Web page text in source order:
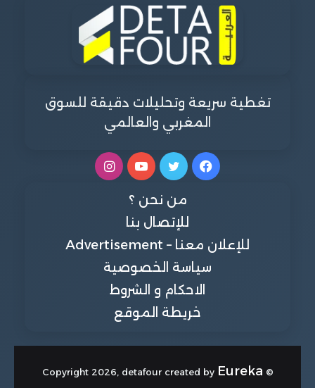
تغطية سريعة وتحليلات دقيقة للسوق
المغربي والعالمي
فيسبوكتويتر يوتيوبانستقرام
من نحن ؟
للإتصال بنا
للإعلان معنا – Advertisement
سياسة الخصوصية
الاحكام و الشروط
خريطة الموقع
© Copyright 2026, detafour created by
Eureka